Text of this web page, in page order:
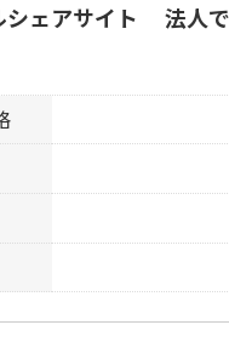
ェアサイト 法人で